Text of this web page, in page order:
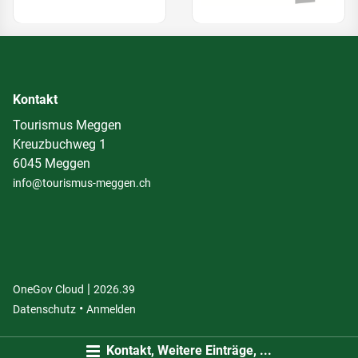
Kontakt, Weitere Einträge, ...
Kontakt
Tourismus Meggen
Kreuzbuchweg 1
6045 Meggen
info@tourismus-meggen.ch
OneGov Cloud (External Link)
| 2026.39
Datenschutz (External Link)
Anmelden